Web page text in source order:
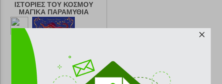
ΙΣΤΟΡΙΕΣ ΤΟΥ ΚΟΣΜΟΥ
ΜΑΓΙΚΑ ΠΑΡΑΜΥΘΙΑ
κωδ. 108205626
13.95 €